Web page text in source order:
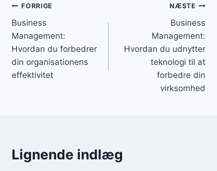
Indlægsnavigation
FORRIGE
Business
Management:
Hvordan du forbedrer
din organisationens
effektivitet
NÆSTE
Business
Management:
Hvordan du udnytter
teknologi til at
forbedre din
virksomhed
Lignende indlæg